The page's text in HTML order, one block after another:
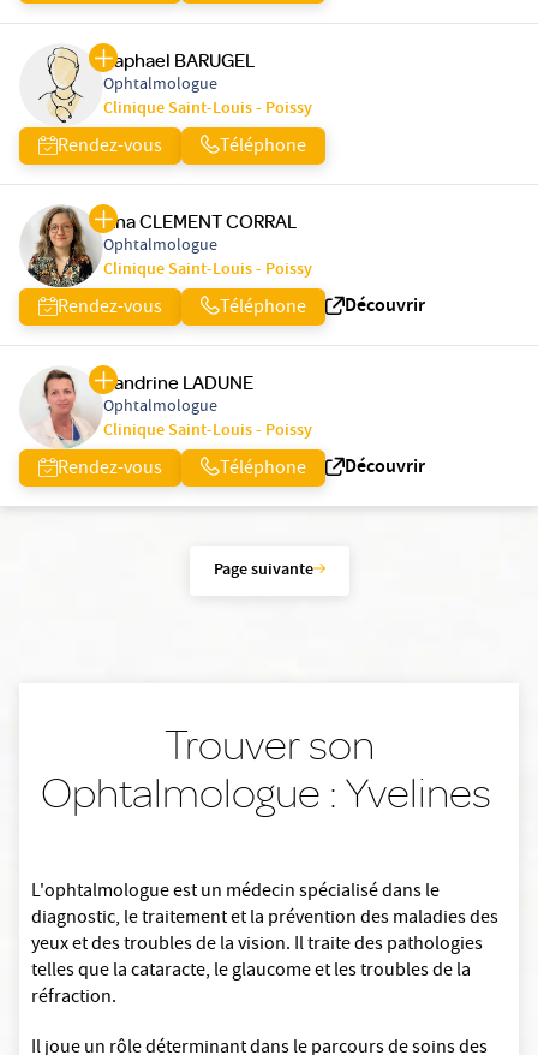
Raphael BARUGEL
Ophtalmologue
Clinique Saint-Louis - Poissy
Rendez-vous Téléphone
Ana CLEMENT CORRAL
Ophtalmologue
Clinique Saint-Louis - Poissy
Rendez-vous Téléphone Découvrir
Sandrine LADUNE
Ophtalmologue
Clinique Saint-Louis - Poissy
Rendez-vous Téléphone Découvrir
Page suivante
Trouver son
Ophtalmologue : Yvelines
L'ophtalmologue est un médecin spécialisé dans le
diagnostic, le traitement et la prévention des maladies des
yeux et des troubles de la vision. Il traite des pathologies
telles que la cataracte, le glaucome et les troubles de la
réfraction.
Il joue un rôle déterminant dans le parcours de soins des